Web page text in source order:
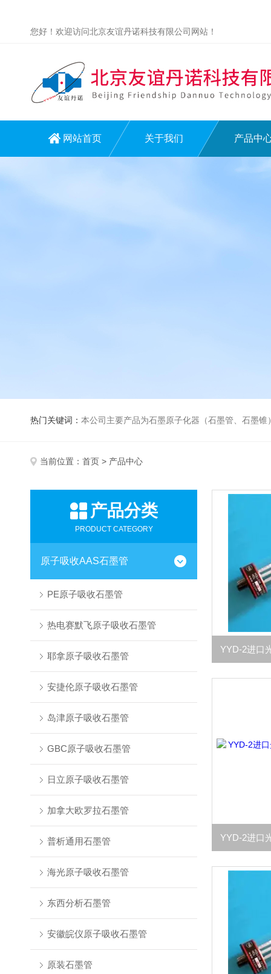
您好！欢迎访问北京友谊丹诺科技有限公司网站！
网站首页 关于我们 产品中
热门关键词： 本公司主要产品为石墨原子化器（石墨管、石墨锥）、元素空心阴极灯、氘灯、空心
当前位置： 首页 > 产品中心
产品分类
PRODUCT CATEGORY
原子吸收AAS石墨管
PE原子吸收石墨管
热电赛默飞原子吸收石墨管
耶拿原子吸收石墨管
安捷伦原子吸收石墨管
岛津原子吸收石墨管
GBC原子吸收石墨管
日立原子吸收石墨管
加拿大欧罗拉石墨管
普析通用石墨管
海光原子吸收石墨管
东西分析石墨管
安徽皖仪原子吸收石墨管
原装石墨管